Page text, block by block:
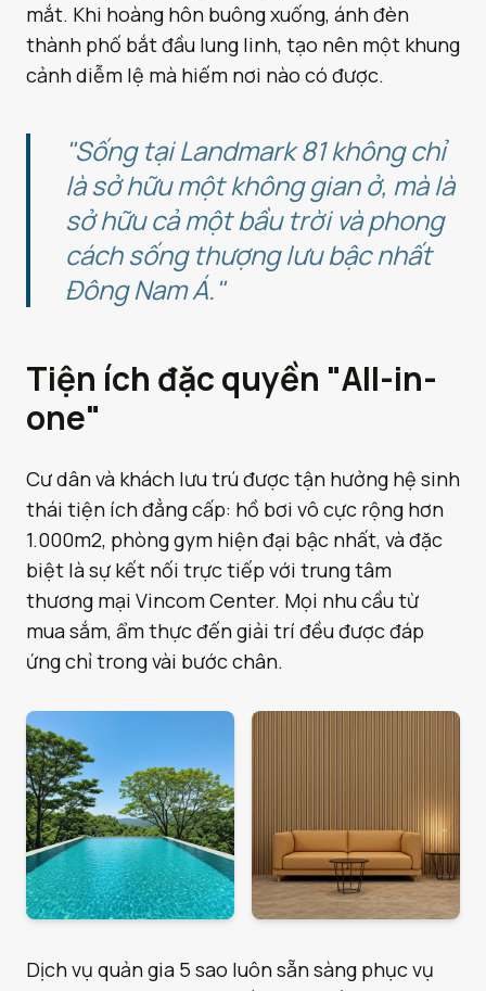
mắt. Khi hoàng hôn buông xuống, ánh đèn
thành phố bắt đầu lung linh, tạo nên một khung
cảnh diễm lệ mà hiếm nơi nào có được.
"Sống tại Landmark 81 không chỉ
là sở hữu một không gian ở, mà là
sở hữu cả một bầu trời và phong
cách sống thượng lưu bậc nhất
Đông Nam Á."
Tiện ích đặc quyền "All-in-
one"
Cư dân và khách lưu trú được tận hưởng hệ sinh
thái tiện ích đẳng cấp: hồ bơi vô cực rộng hơn
1.000m2, phòng gym hiện đại bậc nhất, và đặc
biệt là sự kết nối trực tiếp với trung tâm
thương mại Vincom Center. Mọi nhu cầu từ
mua sắm, ẩm thực đến giải trí đều được đáp
ứng chỉ trong vài bước chân.
Dịch vụ quản gia 5 sao luôn sẵn sàng phục vụ